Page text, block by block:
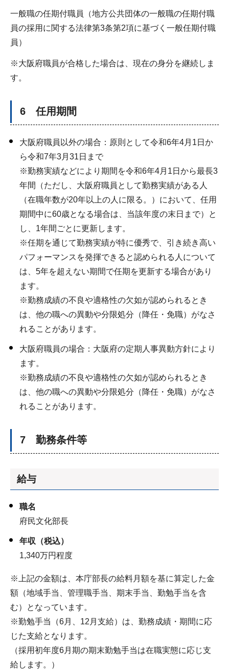
一般職の任期付職員（地方公共団体の一般職の任期付職
員の採用に関する法律第3条第2項に基づく一般任期付職
員）
※大阪府職員が合格した場合は、現在の身分を継続しま
す。
6 任用期間
大阪府職員以外の場合：原則として令和6年4月1日か
ら令和7年3月31日まで
※勤務実績などにより期間を令和6年4月1日から最長3
年間（ただし、大阪府職員として勤務実績がある人
（在職年数が20年以上の人に限る。）において、任用
期間中に60歳となる場合は、当該年度の末日まで）と
し、1年間ごとに更新します。
※任期を通じて勤務実績が特に優秀で、引き続き高い
パフォーマンスを発揮できると認められる人について
は、5年を超えない期間で任期を更新する場合があり
ます。
※勤務成績の不良や適格性の欠如が認められるとき
は、他の職への異動や分限処分（降任・免職）がなさ
れることがあります。
大阪府職員の場合：大阪府の定期人事異動方針により
ます。
※勤務成績の不良や適格性の欠如が認められるとき
は、他の職への異動や分限処分（降任・免職）がなさ
れることがあります。
7 勤務条件等
給与
職名
府民文化部長
年収（税込）
1,340万円程度
※上記の金額は、本庁部長の給料月額を基に算定した金
額（地域手当、管理職手当、期末手当、勤勉手当を含
む）となっています。
※勤勉手当（6月、12月支給）は、勤務成績・期間に応
じた支給となります。
（採用初年度6月期の期末勤勉手当は在職実態に応じ支
給します。）